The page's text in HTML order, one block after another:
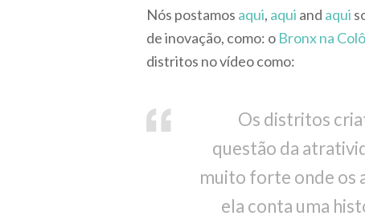
Nós postamos aqui, aqui and aqui
de inovação, como: o Bronx na
distritos no vídeo como:
Os distritos
questão da
muito forte onde os
ela conta uma